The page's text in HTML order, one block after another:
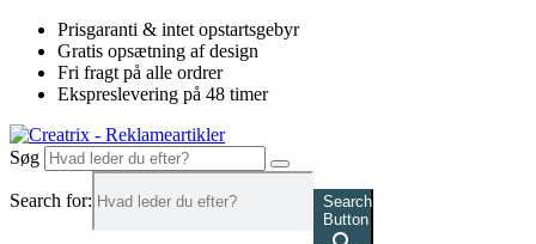
Videre
indhold
Prisgaranti & intet opstartsgebyr
Gratis opsætning af design
Fri fragt på alle ordrer
Ekspreslevering på 48 timer
Søg
Search for:
Search
Button